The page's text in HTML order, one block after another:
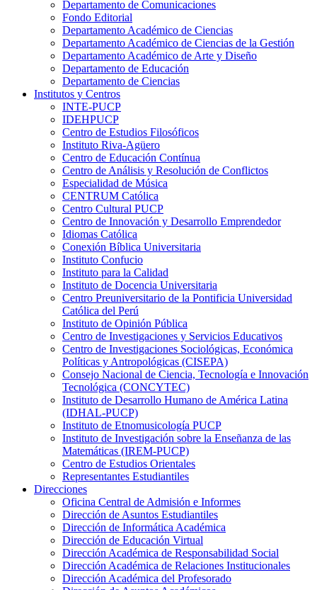
Departamento de Comunicaciones
Fondo Editorial
Departamento Académico de Ciencias
Departamento Académico de Ciencias de la Gestión
Departamento Académico de Arte y Diseño
Departamento de Educación
Departamento de Ciencias
Institutos y Centros
INTE-PUCP
IDEHPUCP
Centro de Estudios Filosóficos
Instituto Riva-Agüero
Centro de Educación Contínua
Centro de Análisis y Resolución de Conflictos
Especialidad de Música
CENTRUM Católica
Centro Cultural PUCP
Centro de Innovación y Desarrollo Emprendedor
Idiomas Católica
Conexión Bíblica Universitaria
Instituto Confucio
Instituto para la Calidad
Instituto de Docencia Universitaria
Centro Preuniversitario de la Pontificia Universidad
Católica del Perú
Instituto de Opinión Pública
Centro de Investigaciones y Servicios Educativos
Centro de Investigaciones Sociológicas, Económica
Políticas y Antropológicas (CISEPA)
Consejo Nacional de Ciencia, Tecnología e Innovación
Tecnológica (CONCYTEC)
Instituto de Desarrollo Humano de América Latina
(IDHAL-PUCP)
Instituto de Etnomusicología PUCP
Instituto de Investigación sobre la Enseñanza de las
Matemáticas (IREM-PUCP)
Centro de Estudios Orientales
Representantes Estudiantiles
Direcciones
Oficina Central de Admisión e Informes
Dirección de Asuntos Estudiantiles
Dirección de Informática Académica
Dirección de Educación Virtual
Dirección Académica de Responsabilidad Social
Dirección Académica de Relaciones Institucionales
Dirección Académica del Profesorado